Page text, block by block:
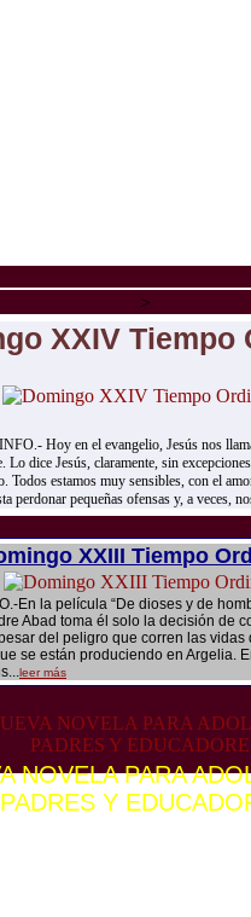
>
XXIV Tiempo
Hoy en el evangelio, Jesús nos
Lo dice Jesús, claramente, sin
Todos estamos muy sensibles, con el
perdonar pequeñas ofensas y, a veces,
XXIII Tiempo
En la película “De dioses y de
Abad toma él solo la decisión de
del peligro que corren las vidas
se están produciendo en Argelia.
leer más
NOVELA PARA
PADRES Y